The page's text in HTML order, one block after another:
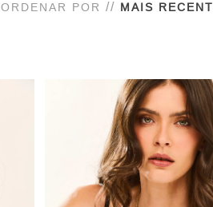
ORDENAR POR MAIS